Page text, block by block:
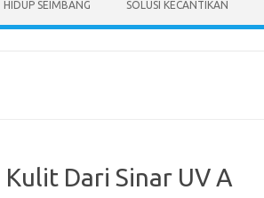
HIDUP SEIMBANG SOLUSI KECANTIKAN
Dari Sinar UV A